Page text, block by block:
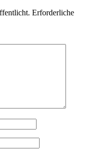
Erforderliche